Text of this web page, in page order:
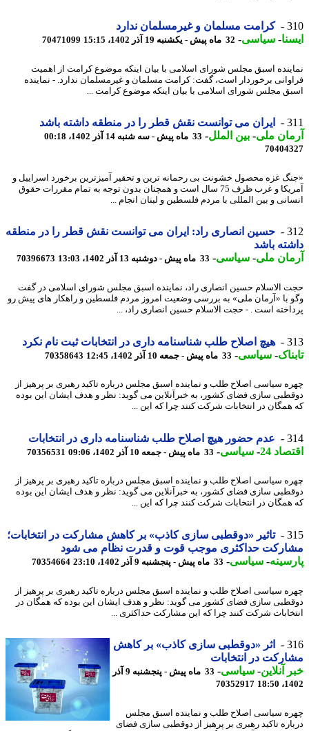
کرامت مسلمان و غیرمسلمان ندارد
-سیاسی-32 ماه پیش - یکشنبه 19 آذر 1402، 15:15 70471099
اسبق مجلس شورای اسلامی با بیان اینکه موضوع کرامت از اهمیت
برخوردار است، گفت: کرامت مسلمان و غیرمسلمان ندارد. - نماینده
مجلس شورای اسلامی با بیان اینکه موضوع کرامت ...
ایران می توانست نقش قطر را در منطقه داشته باشد
ملی-بین الملل-33 ماه پیش - سه شنبه 14 آذر 1402، 00:18
غزه محصول خشونت بی رحمانه ترین و تحقیر آمیزترین برخورد اسراییل و
آمریکا و غرب ظرف 75 سال است و همچنان بدون توجه به تمام مقررات حقوق
و بین المللی با مردم فلسطین و لبنان انجام ...
حسین انصاری راد: ایران می توانست نقش قطر را در منطقه
باشد
ملی-سیاسی-33 ماه پیش - دوشنبه 13 آذر 1402، 13:03 70396673
الاسلام حسین انصاری راد، نماینده اسبق مجلس شورای اسلامی در گفت
با «آرمان ملی» به بررسی وضعیت امروز مردم فلسطین و راهکار های پیش رو
است . - حجت الاسلام حسین انصاری راد، ...
هیچ اصلاح طلب شناسنامه داری در انتخابات ثبت نام نکرد
-سیاسی-33 ماه پیش - جمعه 10 آذر 1402، 12:45 70358643
سیاسی اصلاح طلب و نماینده اسبق مجلس درباره تاکید رهبری بر پرهیز از
سازی فضای کشور، به خبرآنلاین می گوید: نظر و هدف ایشان این بوده
در انتخابات شرکت کنند چرا که این ...
عدم حضور هیچ اصلاح طلب شناسنامه داری در انتخابات
24
-سیاسی-33 ماه پیش - جمعه 10 آذر 1402، 09:06 70356531
سیاسی اصلاح طلب و نماینده اسبق مجلس درباره تاکید رهبری بر پرهیز از
سازی فضای کشور، به خبرآنلاین می گوید: نظر و هدف ایشان این بوده
در انتخابات شرکت کنند چرا که این ...
تاثیر «دوقطبی سازی کاذب» بر کاهش مشارکت در انتخابات؛
حداکثری موجب قوت و قدرت نظام می شود
-سیاسی-33 ماه پیش - پنجشنبه 9 آذر 1402، 23:10 70354664
سیاسی اصلاح طلب و نماینده اسبق مجلس درباره تاکید رهبری بر پرهیز از
سازی فضای کشور می گوید: نظر و هدف ایشان این بوده که همگان در
شرکت کنند چرا که این مشارکت حداکثری ...
اثر «دوقطبی سازی کاذب» بر کاهش
در انتخابات
آنلاین-سیاسی-
33 ماه پیش - پنجشنبه 9 آذر
70352917
سیاسی اصلاح طلب و نماینده اسبق مجلس
تاکید رهبری بر پرهیز از دوقطبی سازی فضای